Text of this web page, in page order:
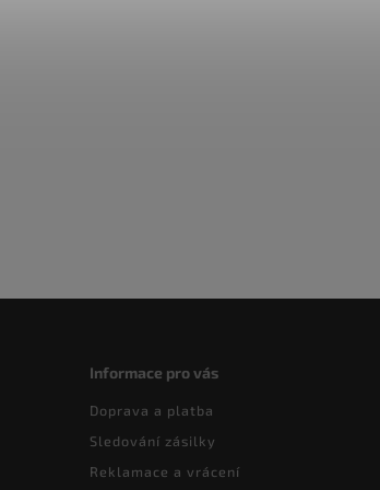
Informace pro vás
Doprava a platba
Sledování zásilky
Reklamace a vrácení